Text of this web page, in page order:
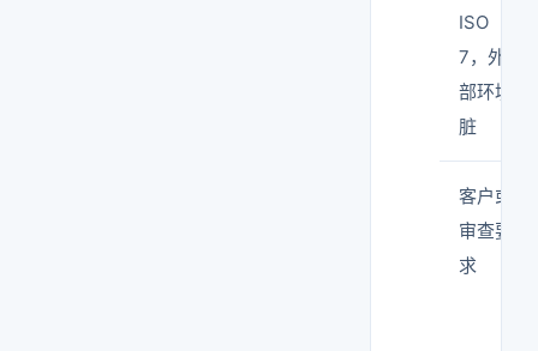
ISO
7，外
部环境
脏
客户或
审查要
求